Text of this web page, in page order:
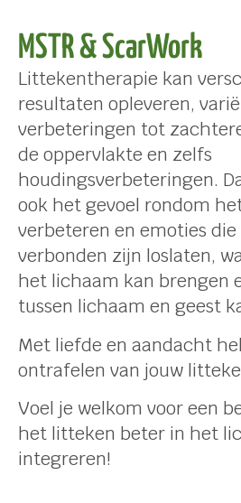
MSTR & ScarWork
Littekentherapie kan
resultaten opleveren,
verbeteringen tot
de oppervlakte en zelfs
houdingsverbeteringen.
ook het gevoel rondom
verbeteren en emoties die
verbonden zijn loslaten,
het lichaam kan brengen
tussen lichaam en geest
Met liefde en aandacht
ontrafelen van jouw
Voel je welkom voor een
het litteken beter in het
integreren!